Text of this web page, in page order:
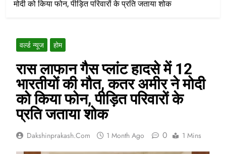
मोदी को किया फोन, पीड़ित परिवारों के प्रति जताया शोक
वर्ल्ड न्यूज होम
रास लाफान गैस प्लांट हादसे में 12
भारतीयों की मौत, कतर अमीर ने मोदी
को किया फोन, पीड़ित परिवारों के
प्रति जताया शोक
Dakshinprakash.com 1 Month Ago 0 1 Mins